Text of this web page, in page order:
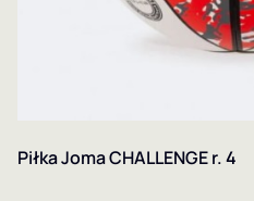
Piłka Joma CHALLENGE r. 4